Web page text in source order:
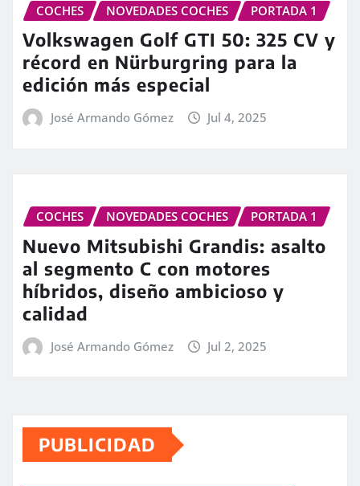
COCHES NOVEDADES COCHES PORTADA 1
Volkswagen Golf GTI 50: 325 CV y
récord en Nürburgring para la
edición más especial
José Armando Gómez Jul 4, 2025
COCHES NOVEDADES COCHES PORTADA 1
Nuevo Mitsubishi Grandis: asalto
al segmento C con motores
híbridos, diseño ambicioso y
calidad
José Armando Gómez Jul 2, 2025
PUBLICIDAD